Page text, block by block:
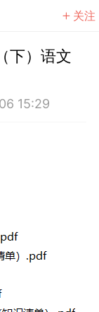
关注
下）语文
15:29